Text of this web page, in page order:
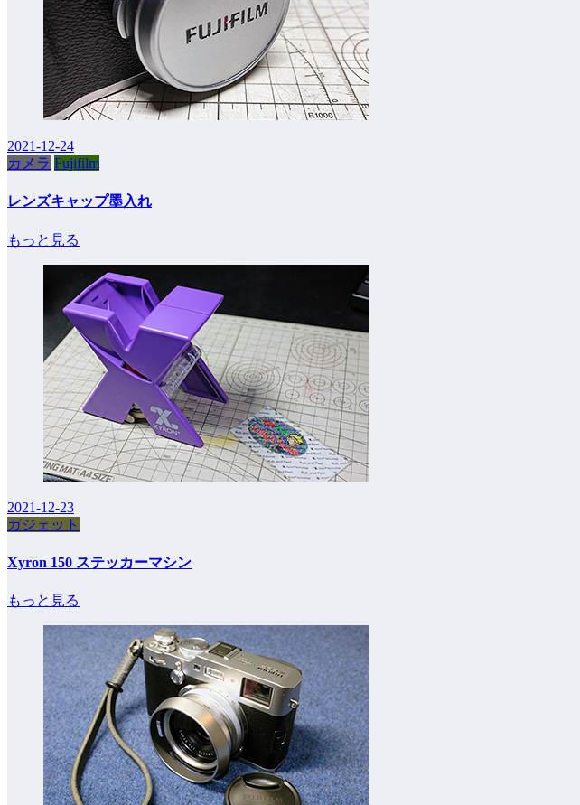
2021-12-24
カメラ Fujifilm
レンズキャップ墨入れ
もっと見る
2021-12-23
ガジェット
Xyron 150 ステッカーマシン
もっと見る